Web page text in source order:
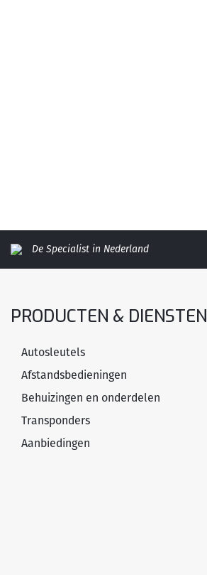
De Specialist in Nederland
PRODUCTEN & DIENSTEN
Autosleutels
Afstandsbedieningen
Behuizingen en onderdelen
Transponders
Aanbiedingen